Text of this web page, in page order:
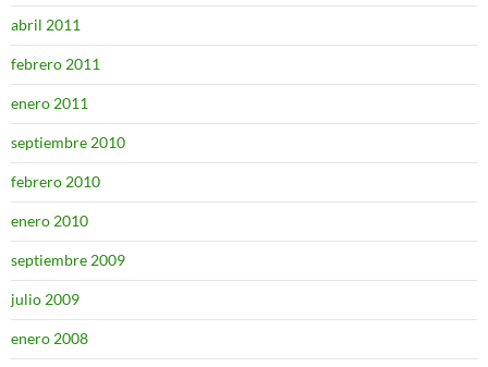
abril 2011
febrero 2011
enero 2011
septiembre 2010
febrero 2010
enero 2010
septiembre 2009
julio 2009
enero 2008